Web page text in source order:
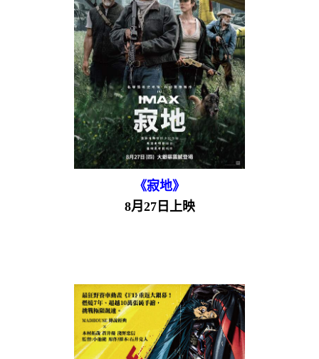
《寂地》
8月27日上映